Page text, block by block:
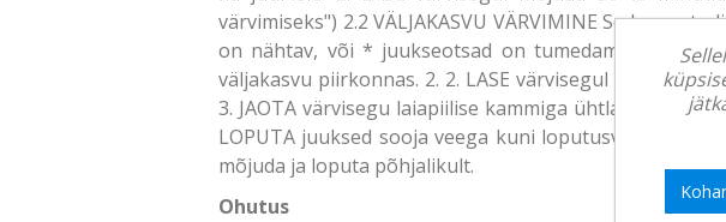
värvimiseks") 2.2 VÄLJAKASVU VÄRVIMINE Seda
on nähtav, või * juukseotsad on tumedamad või
väljakasvu piirkonnas. 2. 2. LASE värvisegul mõjuda
3. JAOTA värvisegu laiapiilise kammiga ühtlaselt kogu
LOPUTA juuksed sooja veega kuni loputusvesi on
mõjuda ja loputa põhjalikult.
Ohutus